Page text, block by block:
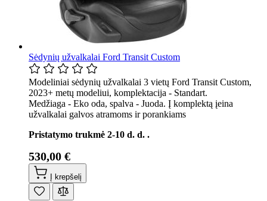
Sėdynių užvalkalai Ford Transit Custom
Modeliniai sėdynių užvalkalai 3 vietų Ford Transit Custom,
2023+ metų modeliui, komplektacija - Standart.
Medžiaga - Eko oda, spalva - Juoda. Į komplektą įeina
užvalkalai galvos atramoms ir porankiams
Pristatymo trukmė 2-10 d. d. .
530,00 €
Į krepšelį